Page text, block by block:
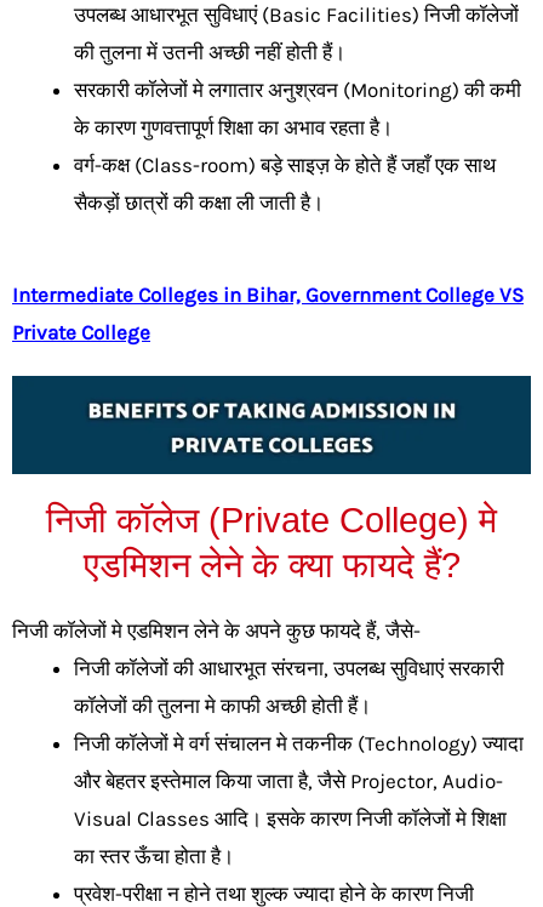
उपलब्ध आधारभूत सुविधाएं (Basic Facilities) निजी कॉलेजों
की तुलना में उतनी अच्छी नहीं होती हैं।
सरकारी कॉलेजों मे लगातार अनुश्रवन (Monitoring) की कमी
के कारण गुणवत्तापूर्ण शिक्षा का अभाव रहता है।
वर्ग-कक्ष (Class-room) बड़े साइज़ के होते हैं जहाँ एक साथ
सैकड़ों छात्रों की कक्षा ली जाती है।
Intermediate Colleges in Bihar, Government College VS
Private College
निजी कॉलेज (Private College) मे
एडमिशन लेने के क्या फायदे हैं?​
निजी कॉलेजों मे एडमिशन लेने के अपने कुछ फायदे हैं, जैसे-
निजी कॉलेजों की आधारभूत संरचना, उपलब्ध सुविधाएं सरकारी
कॉलेजों की तुलना मे काफी अच्छी होती हैं।
निजी कॉलेजों मे वर्ग संचालन मे तकनीक (Technology) ज्यादा
और बेहतर इस्तेमाल किया जाता है, जैसे Projector, Audio-
Visual Classes आदि। इसके कारण निजी कॉलेजों मे शिक्षा
का स्तर ऊँचा होता है।
प्रवेश-परीक्षा न होने तथा शुल्क ज्यादा होने के कारण निजी